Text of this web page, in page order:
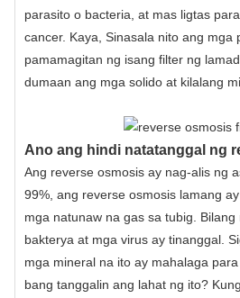
parasito o bacteria, at mas ligtas
cancer. Kaya, Sinasala nito ang mga
pamamagitan ng isang filter ng
dumaan ang mga solido at kilalang
Ano ang hindi natatanggal ng
Ang reverse osmosis ay nag-alis ng
99%, ang reverse osmosis lamang
mga natunaw na gas sa tubig.
bakterya at mga virus ay tinanggal.
mga mineral na ito ay mahalaga
bang tanggalin ang lahat ng ito?